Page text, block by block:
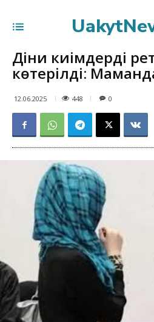
Діни киімдерді
көтерілді:
12.06.2025 448 0